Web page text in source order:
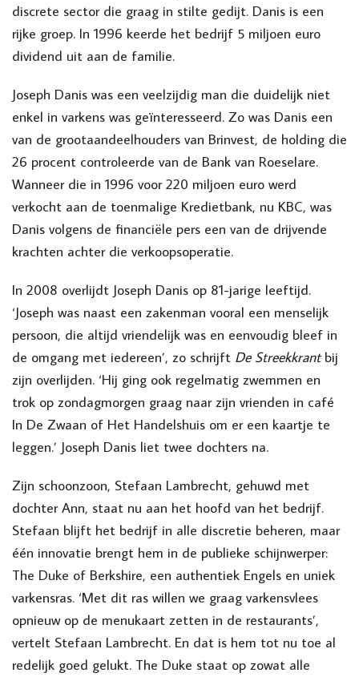
discrete sector die graag in stilte gedijt. Danis is een
rijke groep. In 1996 keerde het bedrijf 5 miljoen euro
dividend uit aan de familie.
Joseph Danis was een veelzijdig man die duidelijk niet
enkel in varkens was geïnteresseerd. Zo was Danis een
van de grootaandeelhouders van Brinvest, de holding die
26 procent controleerde van de Bank van Roeselare.
Wanneer die in 1996 voor 220 miljoen euro werd
verkocht aan de toenmalige Kredietbank, nu KBC, was
Danis volgens de financiële pers een van de drijvende
krachten achter die verkoopsoperatie.
In 2008 overlijdt Joseph Danis op 81-jarige leeftijd.
‘Joseph was naast een zakenman vooral een menselijk
persoon, die altijd vriendelijk was en eenvoudig bleef in
de omgang met iedereen’, zo schrijft De Streekkrantbij
zijn overlijden. ‘Hij ging ook regelmatig zwemmen en
trok op zondagmorgen graag naar zijn vrienden in café
In De Zwaan of Het Handelshuis om er een kaartje te
leggen.’ Joseph Danis liet twee dochters na.
Zijn schoonzoon, Stefaan Lambrecht, gehuwd met
dochter Ann, staat nu aan het hoofd van het bedrijf.
Stefaan blijft het bedrijf in alle discretie beheren, maar
één innovatie brengt hem in de publieke schijnwerper:
The Duke of Berkshire, een authentiek Engels en uniek
varkensras. ‘Met dit ras willen we graag varkensvlees
opnieuw op de menukaart zetten in de restaurants’,
vertelt Stefaan Lambrecht. En dat is hem tot nu toe al
redelijk goed gelukt. The Duke staat op zowat alle